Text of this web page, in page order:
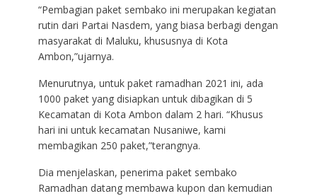
“Pembagian paket sembako ini merupakan kegiatan
rutin dari Partai Nasdem, yang biasa berbagi dengan
masyarakat di Maluku, khususnya di Kota
Ambon,”ujarnya.
Menurutnya, untuk paket ramadhan 2021 ini, ada
1000 paket yang disiapkan untuk dibagikan di 5
Kecamatan di Kota Ambon dalam 2 hari. “Khusus
hari ini untuk kecamatan Nusaniwe, kami
membagikan 250 paket,”terangnya.
Dia menjelaskan, penerima paket sembako
Ramadhan datang membawa kupon dan kemudian